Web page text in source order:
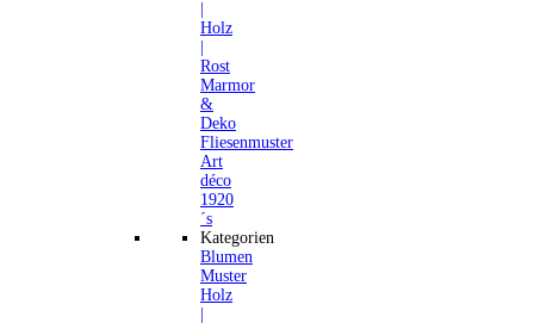
Holz
Rost
Marmor
&
Deko
Fliesenmuster
Art
déco
1920
´s
Kategorien
Blumen
Muster
Holz